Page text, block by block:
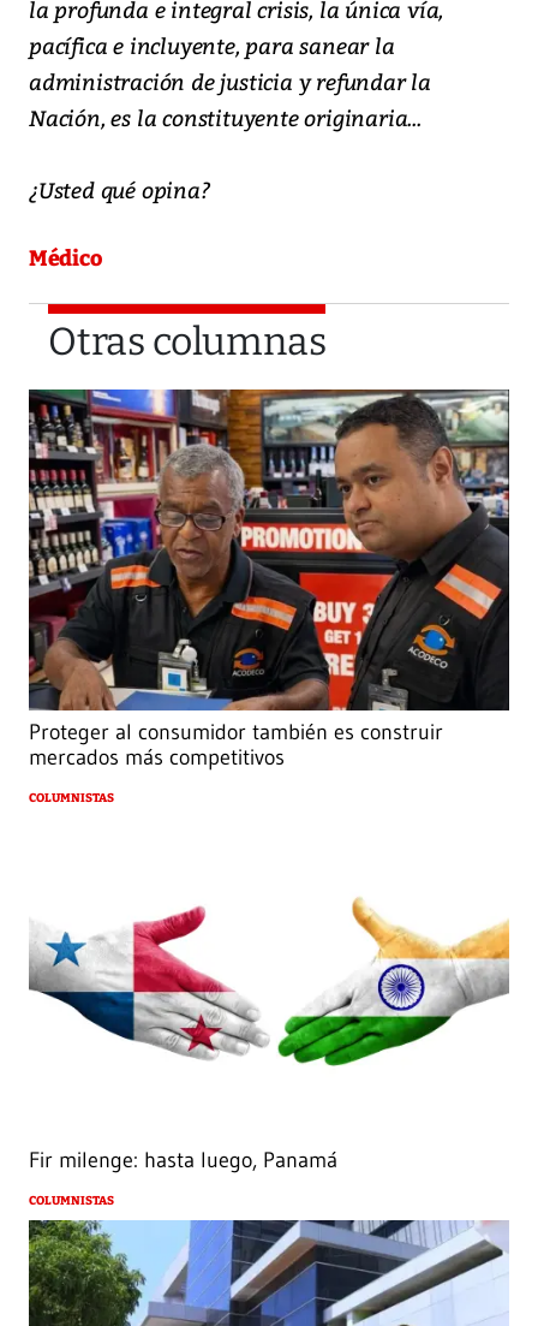
la profunda e integral crisis, la única vía,
pacífica e incluyente, para sanear la
administración de justicia y refundar la
Nación, es la constituyente originaria...
¿Usted qué opina?
Médico
Otras columnas
Proteger al consumidor también es construir
mercados más competitivos
COLUMNISTAS
Fir milenge: hasta luego, Panamá
COLUMNISTAS